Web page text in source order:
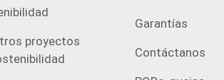
proyectos
Garantías
Contáctanos